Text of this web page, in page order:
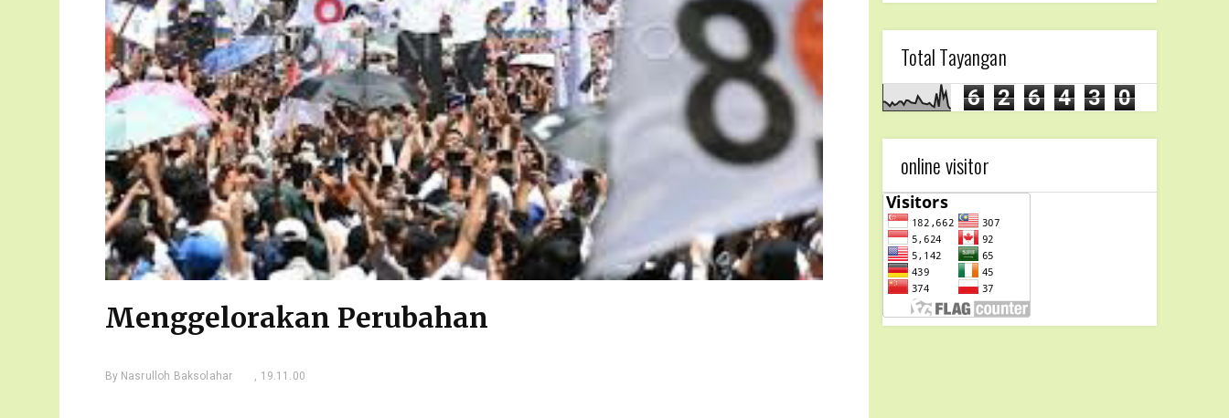
Menggelorakan Perubahan
By Nasrulloh Baksolahar , 19.11.00
Total Tayangan
6 2 6 4 3 0
online visitor